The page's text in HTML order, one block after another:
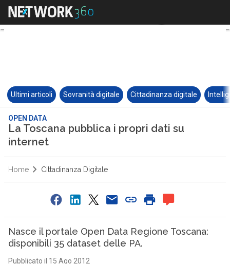
Ultimi articoli Sovranità digitale Cittadinanza digitale
OPEN DATA
La Toscana pubblica i propri dati su
internet
Home Cittadinanza Digitale
Nasce il portale Open Data Regione Toscana:
disponibili 35 dataset delle PA.
Pubblicato il 15 Ago 2012